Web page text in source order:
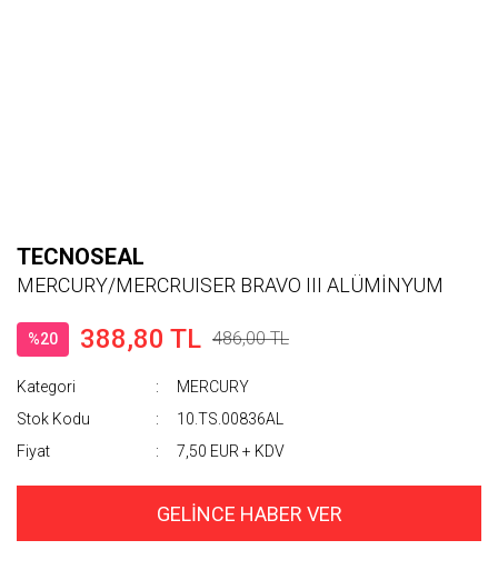
TECNOSEAL
MERCURY/MERCRUISER BRAVO III ALÜMİNYUM
%20 388,80 TL 486,00 TL
Kategori
MERCURY
Stok Kodu
10.TS.00836AL
Fiyat
7,50 EUR + KDV
GELİNCE HABER VER